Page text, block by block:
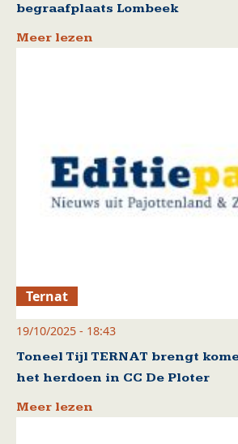
begraafplaats Lombeek
Meer lezen
Ternat
19/10/2025 - 18:43
Toneel Tijl TERNAT brengt
het herdoen in CC De Ploter
Meer lezen